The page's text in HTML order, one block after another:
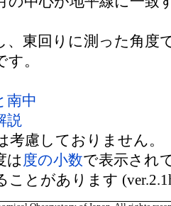
、東回りに測った角度
。
南中
説
考慮しておりません。
は 度の小数で表示され
ことがあります